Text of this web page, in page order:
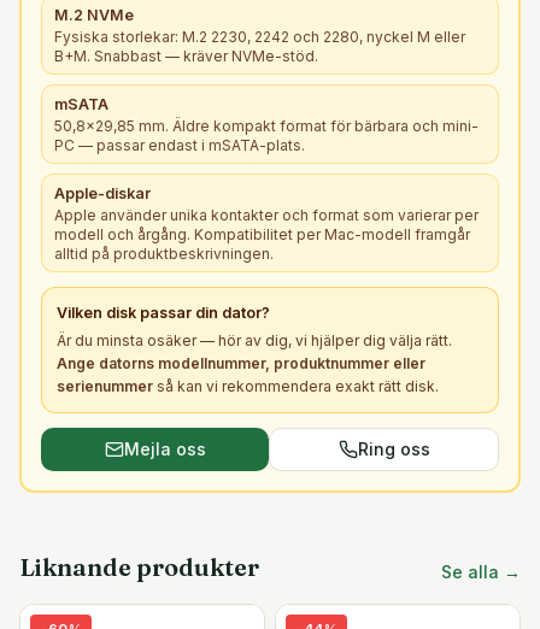
M.2 NVMe
Fysiska storlekar: M.2 2230, 2242 och 2280, nyckel M eller
B+M. Snabbast — kräver NVMe-stöd.
mSATA
50,8×29,85 mm. Äldre kompakt format för bärbara och mini-
PC — passar endast i mSATA-plats.
Apple-diskar
Apple använder unika kontakter och format som varierar per
modell och årgång. Kompatibilitet per Mac-modell framgår
alltid på produktbeskrivningen.
Vilken disk passar din dator?
Är du minsta osäker — hör av dig, vi hjälper dig välja rätt.
Ange datorns modellnummer, produktnummer eller
serienummer så kan vi rekommendera exakt rätt disk.
Mejla oss Ring oss
Liknande produkter Se alla →